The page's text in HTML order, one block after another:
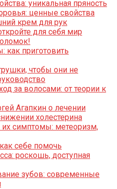
уникальная пряность
ценные свойства
крем для рук
для себя мир
как приготовить
чтобы они не
за волосами: от теории к
Агапкин о лечении
холестерина
симптомы: метеоризм,
себе помочь
роскошь, доступная
зубов: современные